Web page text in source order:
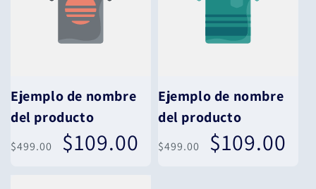
Ejemplo de nombre
del producto
habitual
$499.00
Precio
de
$109.00
Ejemplo de nombre
del producto
habitual
$499.00
Precio
de
$109.00